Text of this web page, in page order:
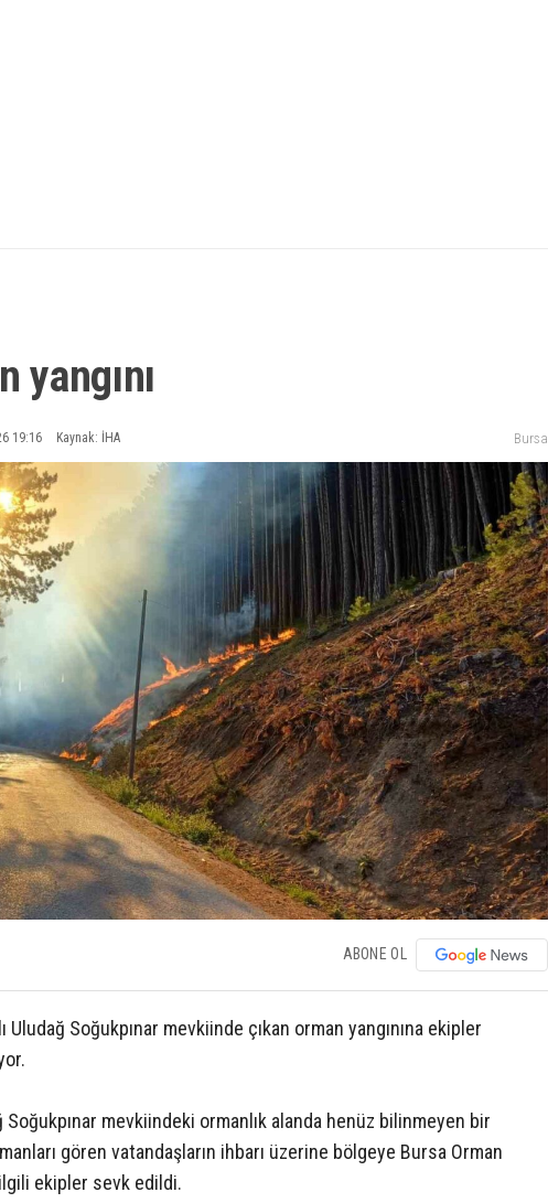
yangını
19:16 Kaynak: İHA Bursa
ABONE OL
Uludağ Soğukpınar mevkiinde çıkan orman yangınına ekipler
Soğukpınar mevkiindeki ormanlık alanda henüz bilinmeyen bir
gören vatandaşların ihbarı üzerine bölgeye Bursa Orman
ekipler sevk edildi.